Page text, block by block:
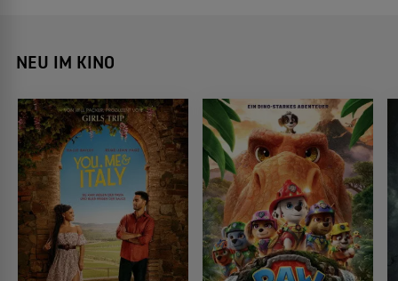
NEU IM KINO